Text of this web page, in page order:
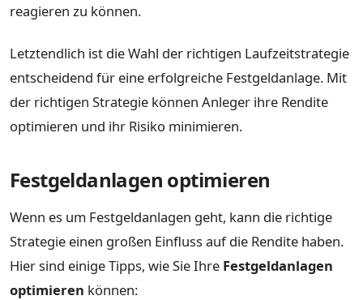
reagieren zu können.
Letztendlich ist die Wahl der richtigen Laufzeitstrategie
entscheidend für eine erfolgreiche Festgeldanlage. Mit
der richtigen Strategie können Anleger ihre Rendite
optimieren und ihr Risiko minimieren.
Festgeldanlagen optimieren
Wenn es um Festgeldanlagen geht, kann die richtige
Strategie einen großen Einfluss auf die Rendite haben.
Hier sind einige Tipps, wie Sie Ihre Festgeldanlagen
optimieren können: